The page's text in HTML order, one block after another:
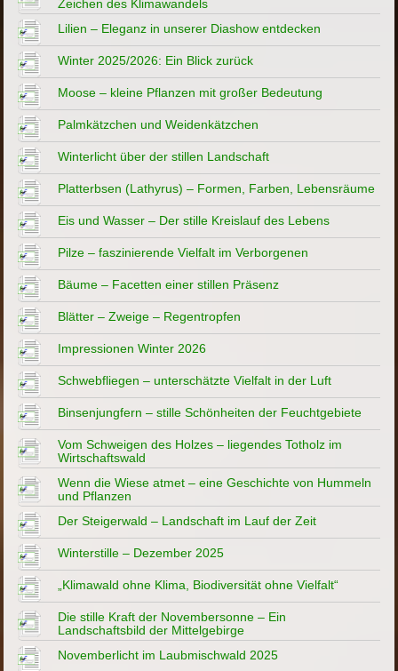
Zeichen des Klimawandels
Lilien – Eleganz in unserer Diashow entdecken
Winter 2025/2026: Ein Blick zurück
Moose – kleine Pflanzen mit großer Bedeutung
Palmkätzchen und Weidenkätzchen
Winterlicht über der stillen Landschaft
Platterbsen (Lathyrus) – Formen, Farben, Lebensräume
Eis und Wasser – Der stille Kreislauf des Lebens
Pilze – faszinierende Vielfalt im Verborgenen
Bäume – Facetten einer stillen Präsenz
Blätter – Zweige – Regentropfen
Impressionen Winter 2026
Schwebfliegen – unterschätzte Vielfalt in der Luft
Binsenjungfern – stille Schönheiten der Feuchtgebiete
Vom Schweigen des Holzes – liegendes Totholz im
Wirtschaftswald
Wenn die Wiese atmet – eine Geschichte von Hummeln
und Pflanzen
Der Steigerwald – Landschaft im Lauf der Zeit
Winterstille – Dezember 2025
„Klimawald ohne Klima, Biodiversität ohne Vielfalt“
Die stille Kraft der Novembersonne – Ein
Landschaftsbild der Mittelgebirge
Novemberlicht im Laubmischwald 2025